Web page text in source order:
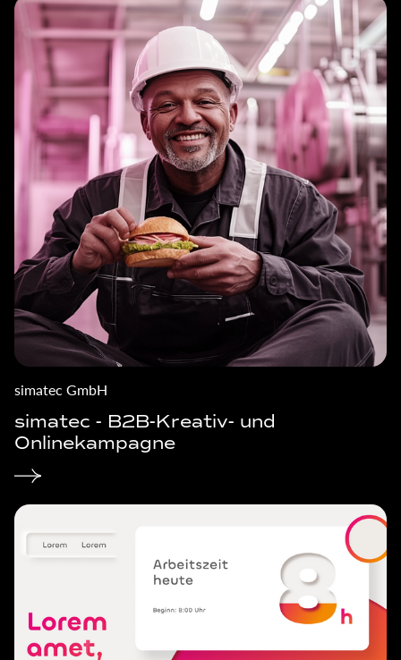
simatec GmbH
simatec - B2B-Kreativ- und
Onlinekampagne